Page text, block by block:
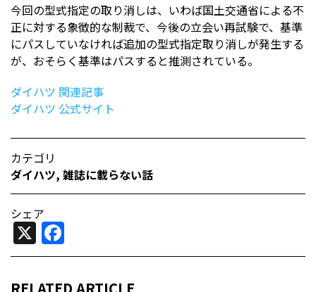
今回の型式指定の取り消しは、いわば国土交通省による不
正に対する象徴的な制裁で、今後の立会い再試験で、基準
にパスしていなければ追加の型式指定取り消しが発生する
が、おそらく基準はパスすると推測されている。
ダイハツ 関連記事
ダイハツ 公式サイト
カテゴリ
ダイハツ, 雑誌に載らない話
シェア
X
RELATED ARTICLE